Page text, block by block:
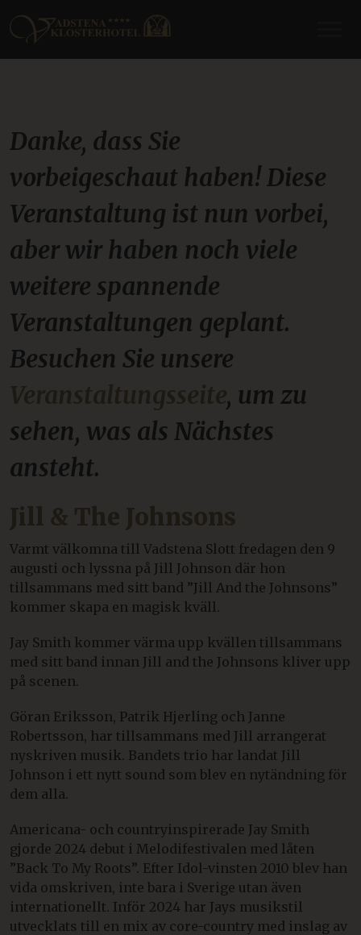
Danke, dass Sie
vorbeigeschaut haben! Diese
Veranstaltung ist nun vorbei,
aber wir haben noch viele
weitere spannende
Veranstaltungen geplant.
Besuchen Sie unsere
Veranstaltungsseite, um zu
sehen, was als Nächstes
ansteht.
Jill & The Johnsons
Varmt välkomna till Vadstena Slott fredagen den 9
augusti och lyssna på Jill Johnson där hon
tillsammans med sitt band ”Jill And the Johnsons”
kommer skapa en magisk kväll.
Jay Smith kommer värma upp kvällen tillsammans
med sitt band innan Jill and the Johnsons kliver upp
på scenen.
Göran Eriksson, Patrik Hjerling och Janne
Robertsson, har tillsammans med Jill arrangerat
nyskriven musik. Bandets trio har landat Jill
Johnson i ett nytt sound som blev en nytändning för
dem alla.
Americana- och countryinspirerade Jay Smith
gjorde 2024 debut i Melodifestivalen med låten
”Back To My Roots”. Efter Idol-vinsten 2010 blev han
vida omskriven, inte bara i Sverige utan även
internationellt. Inför 2024 har Jays musikstil
utvecklats till en mix av core-country med inslag av